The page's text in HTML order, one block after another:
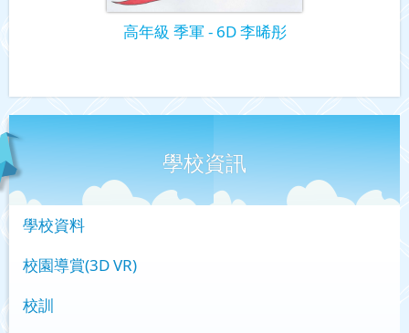
高年級 季軍 - 6D 李晞彤
學校資訊
學校資料
校園導賞(3D VR)
校訓